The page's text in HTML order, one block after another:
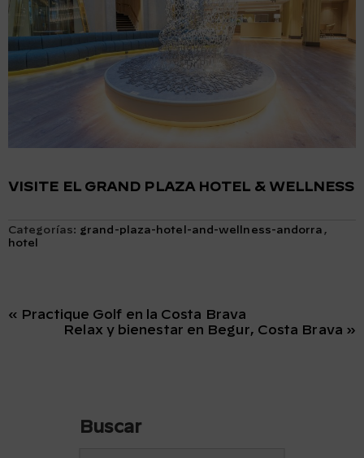
VISITE EL GRAND PLAZA HOTEL & WELLNESS
Categorías: grand-plaza-hotel-and-wellness-andorra ,
hotel
« Practique Golf en la Costa Brava
Relax y bienestar en Begur, Costa Brava »
Buscar